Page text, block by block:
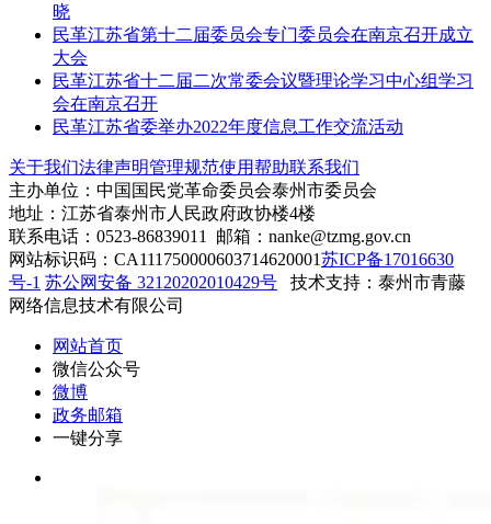
晓
民革江苏省第十二届委员会专门委员会在南京召开成立
大会
民革江苏省十二届二次常委会议暨理论学习中心组学习
会在南京召开
民革江苏省委举办2022年度信息工作交流活动
关于我们法律声明管理规范使用帮助联系我们
主办单位：中国国民党革命委员会泰州市委员会
地址：江苏省泰州市人民政府政协楼4楼
联系电话：0523-86839011 邮箱：nanke@tzmg.gov.cn
网站标识码：CA111750000603714620001苏ICP备17016630
号-1 苏公网安备 32120202010429号
技术支持：泰州市青藤
网络信息技术有限公司
网站首页
微信公众号
微博
政务邮箱
一键分享